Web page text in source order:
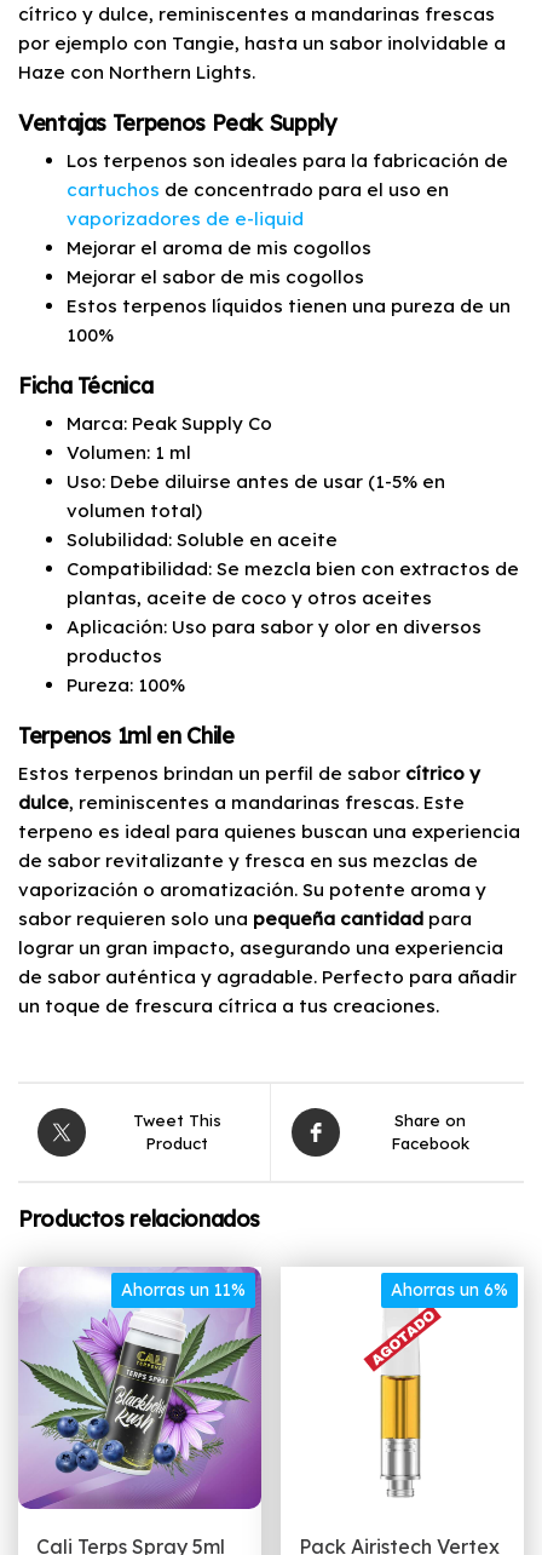
cítrico y dulce, reminiscentes a mandarinas frescas
por ejemplo con Tangie, hasta un sabor inolvidable a
Haze con Northern Lights.
Ventajas Terpenos Peak Supply
Los terpenos son ideales para la fabricación de
cartuchos de concentrado para el uso en
vaporizadores de e-liquid
Mejorar el aroma de mis cogollos
Mejorar el sabor de mis cogollos
Estos terpenos líquidos tienen una pureza de un
100%
Ficha Técnica
Marca: Peak Supply Co
Volumen: 1 ml
Uso: Debe diluirse antes de usar (1-5% en
volumen total)
Solubilidad: Soluble en aceite
Compatibilidad: Se mezcla bien con extractos de
plantas, aceite de coco y otros aceites
Aplicación: Uso para sabor y olor en diversos
productos
Pureza: 100%
Terpenos 1ml en Chile
Estos terpenos brindan un perfil de sabor cítrico y
dulce, reminiscentes a mandarinas frescas. Este
terpeno es ideal para quienes buscan una experiencia
de sabor revitalizante y fresca en sus mezclas de
vaporización o aromatización. Su potente aroma y
sabor requieren solo una pequeña cantidad para
lograr un gran impacto, asegurando una experiencia
de sabor auténtica y agradable. Perfecto para añadir
un toque de frescura cítrica a tus creaciones.
Tweet This
Product
Share on
Facebook
Productos relacionados
Ahorras un 11%
Cali Terps Spray 5ml
Ahorras un 6%
Pack Airistech Vertex